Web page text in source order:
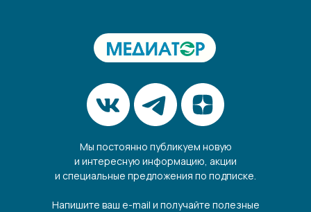
Мы постоянно публикуем новую
и интересную информацию, акции
и специальные предложения по подписке.
Напишите ваш e-mail и получайте полезные